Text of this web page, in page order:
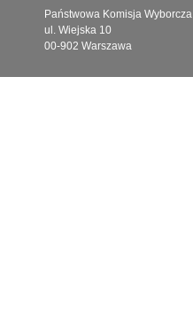
Państwowa Komisja Wyborcza
ul. Wiejska 10
00-902 Warszawa